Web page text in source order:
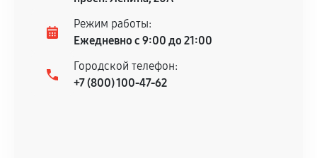
Режим работы:
Ежедневно с 9:00 до 21:00
Городской телефон:
+7 (800) 100-47-62